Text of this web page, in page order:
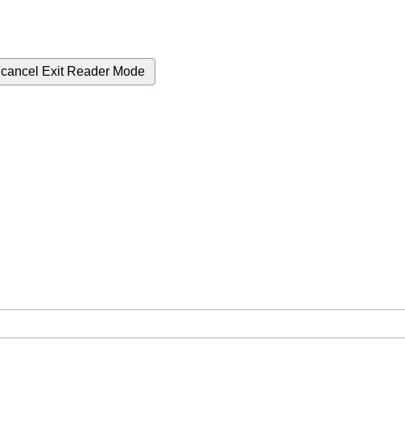
cancel Exit Reader Mode